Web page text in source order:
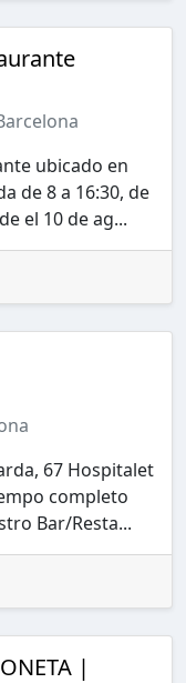
ubicado en
de 8 a 16:30, de
el 10 de ag...
67 Hospitalet
completo
Bar/Resta...
|